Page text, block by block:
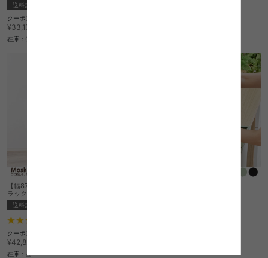
送料無料
クーポン利用で
¥33,170→
在庫：〇
【幅87cm】Moskosel ゴミ箱上キッチン
ラック
送料無料
クーポン利用で
¥42,820→
在庫：△